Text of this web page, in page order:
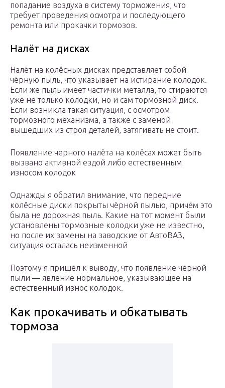
попадание воздуха в систему торможения, что
требует проведения осмотра и последующего
ремонта или прокачки тормозов.
Налёт на дисках
Налёт на колёсных дисках представляет собой
чёрную пыль, что указывает на истирание колодок.
Если же пыль имеет частички металла, то стираются
уже не только колодки, но и сам тормозной диск.
Если возникла такая ситуация, с осмотром
тормозного механизма, а также с заменой
вышедших из строя деталей, затягивать не стоит.
Появление чёрного налёта на колёсах может быть
вызвано активной ездой либо естественным
износом колодок
Однажды я обратил внимание, что передние
колёсные диски покрыты чёрной пылью, причём это
была не дорожная пыль. Какие на тот момент были
установлены тормозные колодки уже не известно,
но после их замены на заводские от АвтоВАЗ,
ситуация осталась неизменной
Поэтому я пришёл к выводу, что появление чёрной
пыли — явление нормальное, указывающее на
естественный износ колодок.
Как прокачивать и обкатывать
тормоза